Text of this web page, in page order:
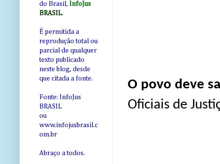
O povo deve
Oficiais de
do Brasil, InfoJus
BRASIL.
É permitida a
reprodução total ou
parcial de qualquer
texto publicado
neste blog, desde
que citada a fonte.
Fonte: InfoJus
BRASIL
ou
www.infojusbrasil.c
om.br
Abraço a todos.